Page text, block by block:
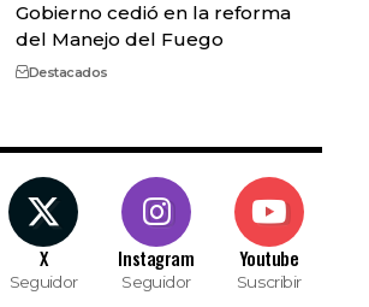
Gobierno cedió en la reforma
del Manejo del Fuego
Destacados
X
Seguidor
Instagram
Seguidor
Youtube
Suscribir